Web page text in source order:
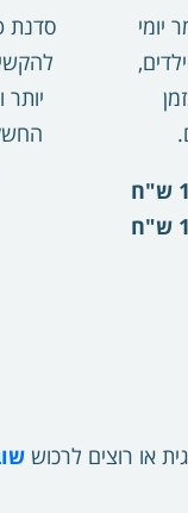
יומי
סדנת
או רוצים לרכוש